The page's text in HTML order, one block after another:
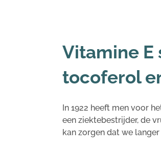
Vitamine
tocoferol
In 1922 heeft men voor
een ziektebestrijder, de
kan zorgen dat we langer